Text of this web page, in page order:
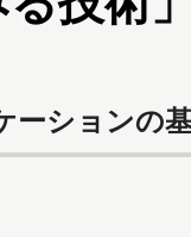
ーションの